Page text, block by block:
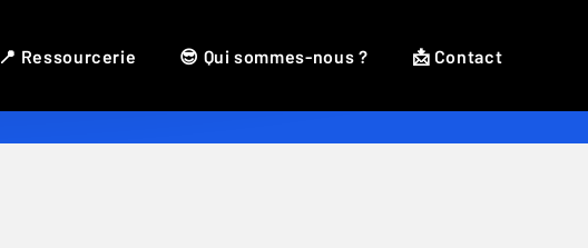
📍 Ressourcerie 😎 Qui sommes-nous ? 📩 Contact